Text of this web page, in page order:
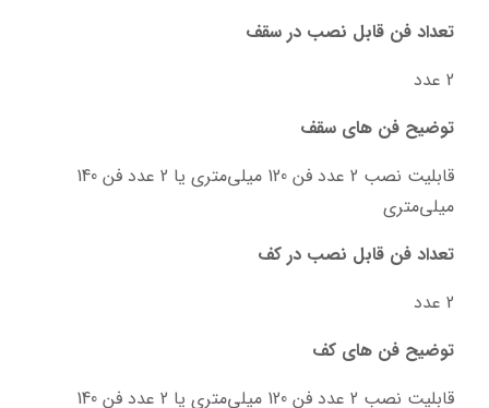
تعداد فن قابل نصب در سقف
2 عدد
توضیح فن های سقف
میلی‌متری
تعداد فن قابل نصب در کف
2 عدد
توضیح فن های کف